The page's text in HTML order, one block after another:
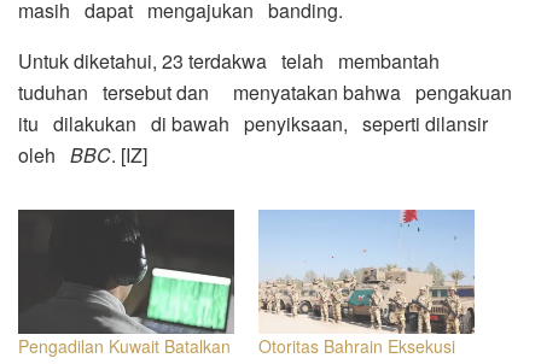
masih dapat mengajukan banding.
Untuk diketahui, 23 terdakwa telah membantah
tuduhan tersebut dan menyatakan bahwa pengakuan
itu dilakukan di bawah penyiksaan, seperti dilansir
oleh BBC. [IZ]
Pengadilan Kuwait Batalkan
Otoritas Bahrain Eksekusi